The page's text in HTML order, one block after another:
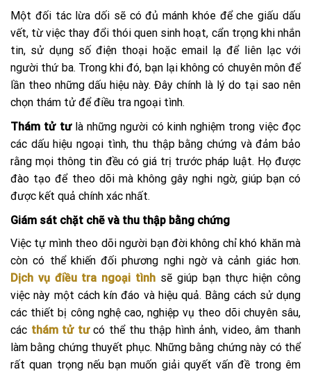
Một đối tác lừa dối sẽ có đủ mánh khóe để che giấu dấu
vết, từ việc thay đổi thói quen sinh hoạt, cẩn trọng khi nhắn
tin, sử dụng số điện thoại hoặc email lạ để liên lạc với
người thứ ba. Trong khi đó, bạn lại không có chuyên môn để
lần theo những dấu hiệu này. Đây chính là lý do tại sao nên
chọn thám tử để điều tra ngoại tình.
Thám tử tưlà những người có kinh nghiệm trong việc đọc
các dấu hiệu ngoại tình, thu thập bằng chứng và đảm bảo
rằng mọi thông tin đều có giá trị trước pháp luật. Họ được
đào tạo để theo dõi mà không gây nghi ngờ, giúp bạn có
được kết quả chính xác nhất.
Giám sát chặt chẽ và thu thập bằng chứng
Việc tự mình theo dõi người bạn đời không chỉ khó khăn mà
còn có thể khiến đối phương nghi ngờ và cảnh giác hơn.
Dịch vụ điều tra ngoại tình sẽ giúp bạn thực hiện công
việc này một cách kín đáo và hiệu quả. Bằng cách sử dụng
các thiết bị công nghệ cao, nghiệp vụ theo dõi chuyên sâu,
các thám tử tưcó thể thu thập hình ảnh, video, âm thanh
làm bằng chứng thuyết phục. Những bằng chứng này có thể
rất quan trọng nếu bạn muốn giải quyết vấn đề trong êm